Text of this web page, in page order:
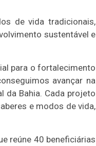
de vida tradicionais,
sustentável e
para o fortalecimento
avançar na
da Bahia. Cada projeto
e modos de vida,
reúne 40 beneficiárias